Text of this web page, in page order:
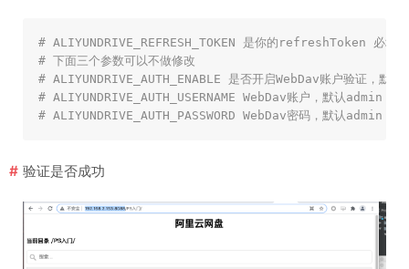
# ALIYUNDRIVE_REFRESH_TOKEN 是你的refreshToken 必填
# 下面三个参数可以不做修改
# ALIYUNDRIVE_AUTH_ENABLE 是否开启WebDav账户验证，默
# ALIYUNDRIVE_AUTH_USERNAME WebDav账户，默认admin 选
# ALIYUNDRIVE_AUTH_PASSWORD WebDav密码，默认admin 选
验证是否成功